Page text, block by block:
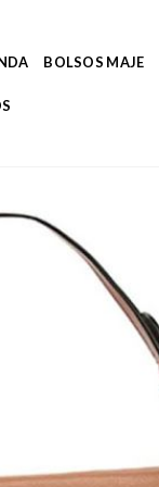
BOLSOS MAJE